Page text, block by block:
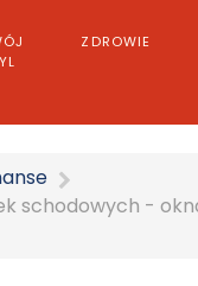
ZDROWIE
schodowych -